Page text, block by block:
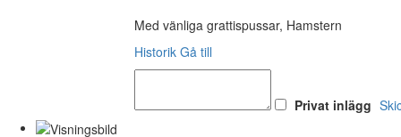
Med vänliga grattispussar, Hamstern
Historik Gå till
Privat inlägg